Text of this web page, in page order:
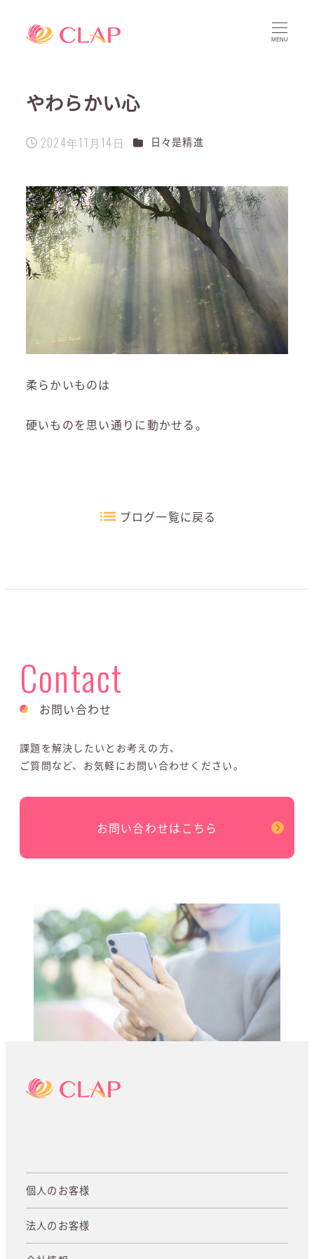
MENU
やわらかい心
投稿日
2024年11月14日 カテゴリー
日々是精進
柔らかいものは
硬いものを思い通りに動かせる。
ブログ一覧に戻る
Contact
お問い合わせ
課題を解決したいとお考えの方、
ご質問など、お気軽にお問い合わせください。
お問い合わせはこちら
個人のお客様
法人のお客様